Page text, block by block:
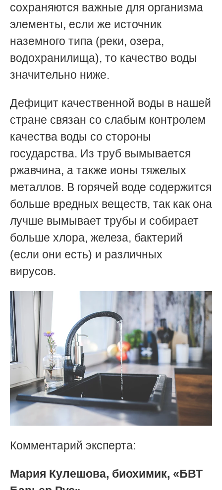
сохраняются важные для организма
элементы, если же источник
наземного типа (реки, озера,
водохранилища), то качество воды
значительно ниже.
Дефицит качественной воды в нашей
стране связан со слабым контролем
качества воды со стороны
государства. Из труб вымывается
ржавчина, а также ионы тяжелых
металлов. В горячей воде содержится
больше вредных веществ, так как она
лучше вымывает трубы и собирает
больше хлора, железа, бактерий
(если они есть) и различных
вирусов.
Комментарий эксперта:
Мария Кулешова, биохимик, «БВТ